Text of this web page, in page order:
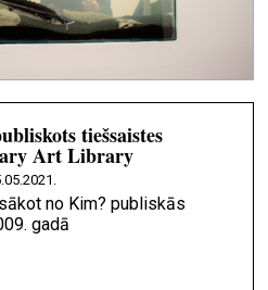
tiešsaistes
Art Library
no Kim? publiskās
gadā